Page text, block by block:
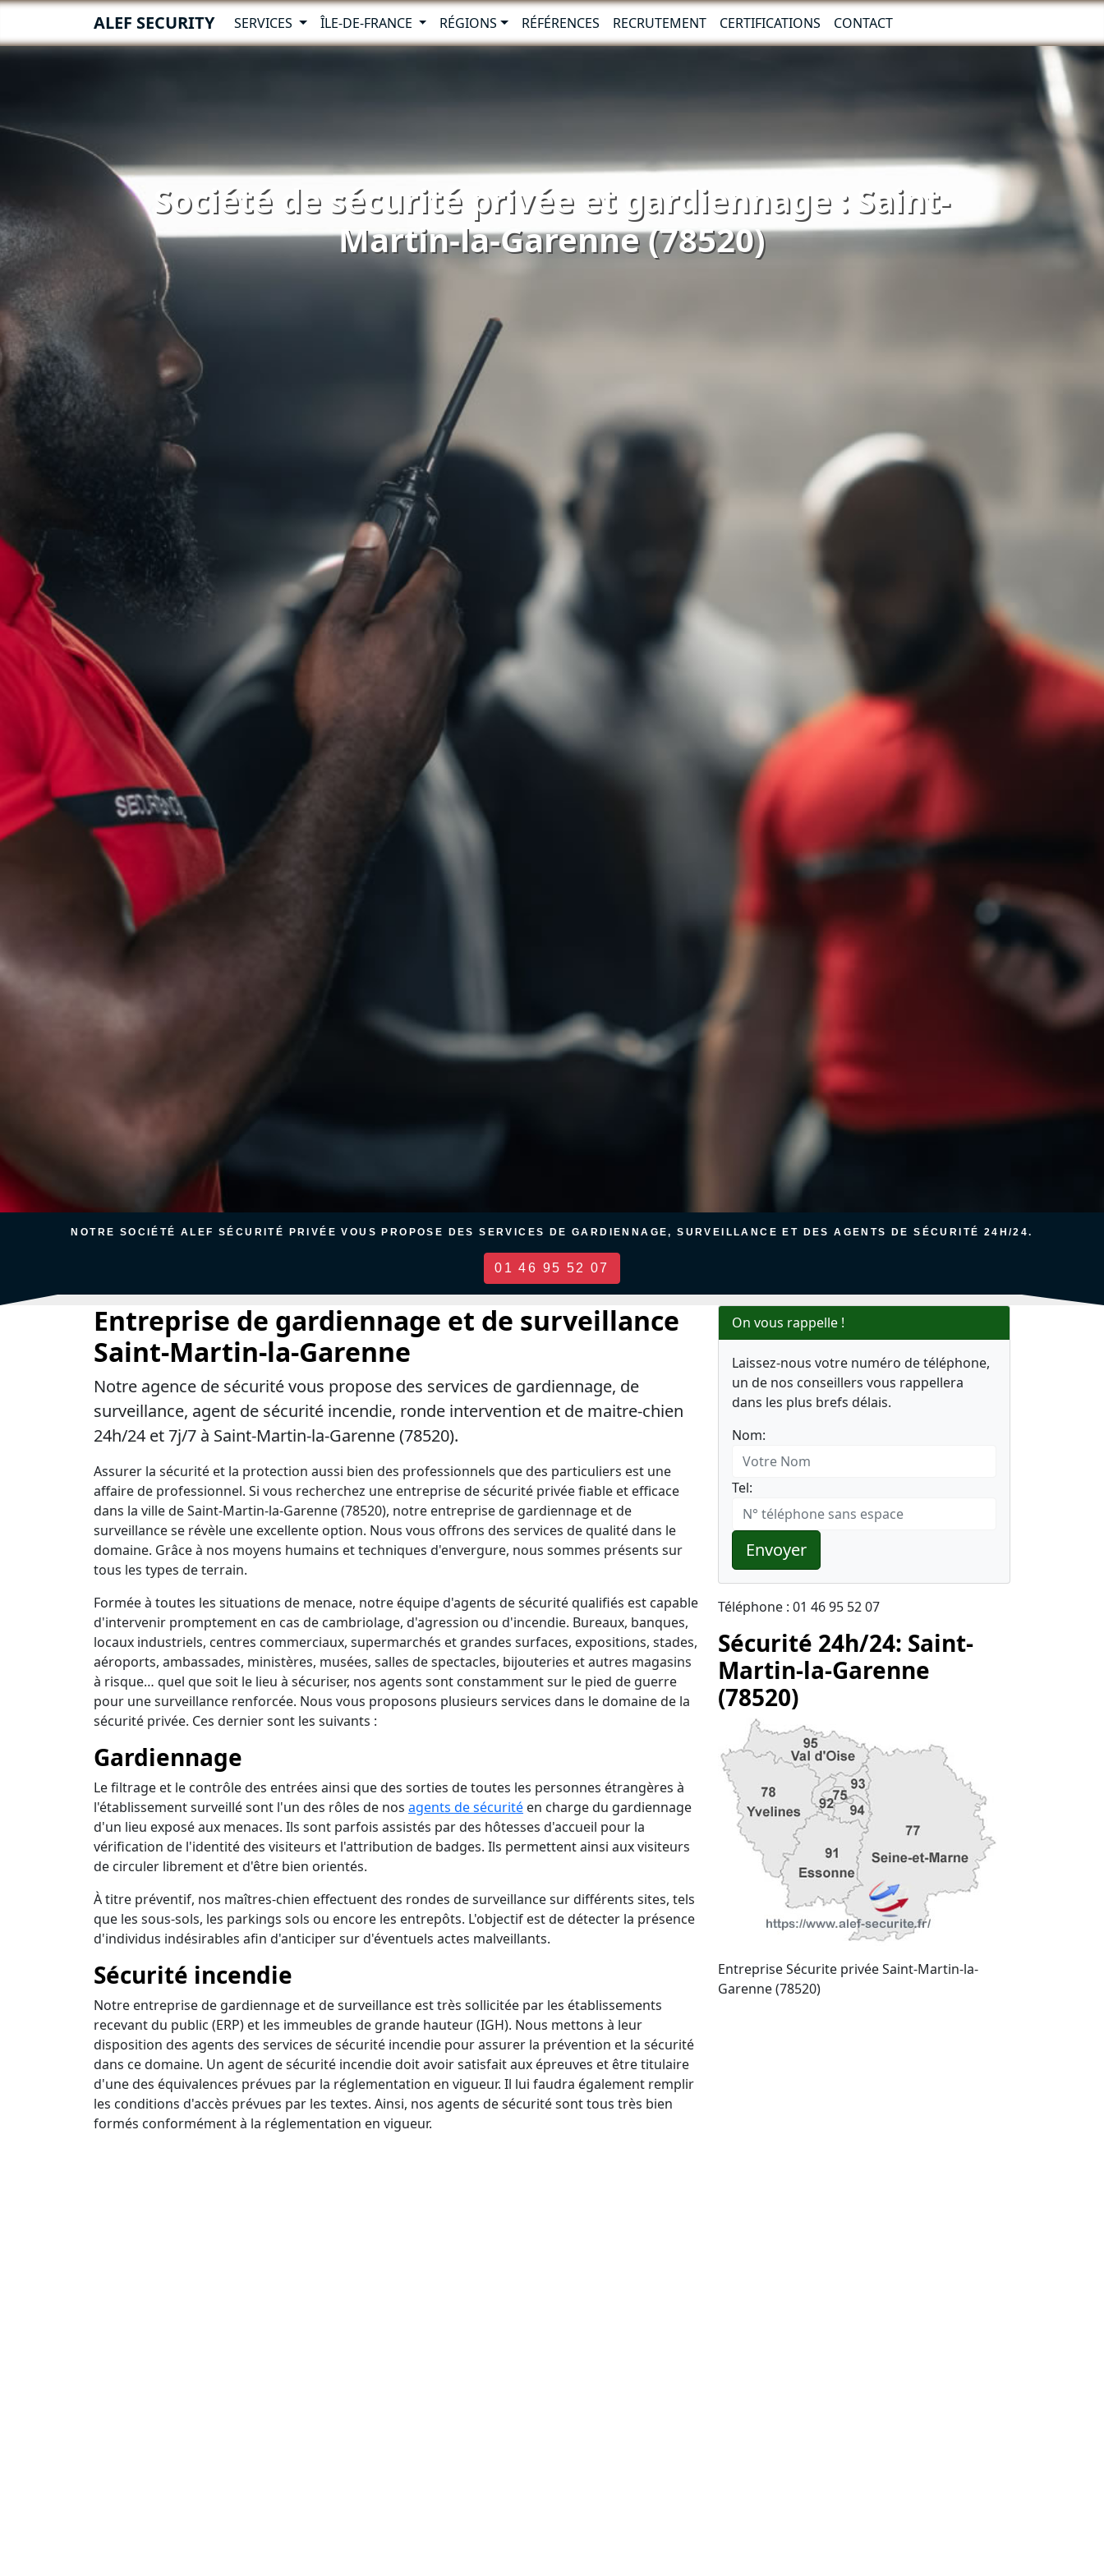
ALEF SECURITY SERVICES ÎLE-DE-FRANCE RÉGIONS RÉFÉRENCES RECRUTEMENT CERTIFICATIONS CONTACT
Société de sécurité privée et gardiennage : Saint-
Martin-la-Garenne (78520)
NOTRE SOCIÉTÉ ALEF SÉCURITÉ PRIVÉE VOUS PROPOSE DES SERVICES DE GARDIENNAGE, SURVEILLANCE ET DES AGENTS DE SÉCURITÉ 24H/24.
01 46 95 52 07
Entreprise de gardiennage et de surveillance
Saint-Martin-la-Garenne
Notre agence de sécurité vous propose des services de gardiennage, de
surveillance, agent de sécurité incendie, ronde intervention et de maitre-chien
24h/24 et 7j/7 à Saint-Martin-la-Garenne (78520).
Assurer la sécurité et la protection aussi bien des professionnels que des particuliers est une
affaire de professionnel. Si vous recherchez une entreprise de sécurité privée fiable et efficace
dans la ville de Saint-Martin-la-Garenne (78520), notre entreprise de gardiennage et de
surveillance se révèle une excellente option. Nous vous offrons des services de qualité dans le
domaine. Grâce à nos moyens humains et techniques d'envergure, nous sommes présents sur
tous les types de terrain.
Formée à toutes les situations de menace, notre équipe d'agents de sécurité qualifiés est capable
d'intervenir promptement en cas de cambriolage, d'agression ou d'incendie. Bureaux, banques,
locaux industriels, centres commerciaux, supermarchés et grandes surfaces, expositions, stades,
aéroports, ambassades, ministères, musées, salles de spectacles, bijouteries et autres magasins
à risque… quel que soit le lieu à sécuriser, nos agents sont constamment sur le pied de guerre
pour une surveillance renforcée. Nous vous proposons plusieurs services dans le domaine de la
sécurité privée. Ces dernier sont les suivants :
Gardiennage
Le filtrage et le contrôle des entrées ainsi que des sorties de toutes les personnes étrangères à
l'établissement surveillé sont l'un des rôles de nos agents de sécurité en charge du gardiennage
d'un lieu exposé aux menaces. Ils sont parfois assistés par des hôtesses d'accueil pour la
vérification de l'identité des visiteurs et l'attribution de badges. Ils permettent ainsi aux visiteurs
de circuler librement et d'être bien orientés.
À titre préventif, nos maîtres-chien effectuent des rondes de surveillance sur différents sites, tels
que les sous-sols, les parkings sols ou encore les entrepôts. L'objectif est de détecter la présence
d'individus indésirables afin d'anticiper sur d'éventuels actes malveillants.
Sécurité incendie
Notre entreprise de gardiennage et de surveillance est très sollicitée par les établissements
recevant du public (ERP) et les immeubles de grande hauteur (IGH). Nous mettons à leur
disposition des agents des services de sécurité incendie pour assurer la prévention et la sécurité
dans ce domaine. Un agent de sécurité incendie doit avoir satisfait aux épreuves et être titulaire
d'une des équivalences prévues par la réglementation en vigueur. Il lui faudra également remplir
les conditions d'accès prévues par les textes. Ainsi, nos agents de sécurité sont tous très bien
formés conformément à la réglementation en vigueur.
On vous rappelle !
Laissez-nous votre numéro de téléphone,
un de nos conseillers vous rappellera
dans les plus brefs délais.
Nom:
Tel:
Envoyer
Téléphone : 01 46 95 52 07
Sécurité 24h/24: Saint-
Martin-la-Garenne
(78520)
Entreprise Sécurite privée Saint-Martin-la-
Garenne (78520)